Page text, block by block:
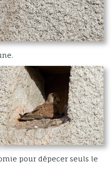
pour dépecer seuls le